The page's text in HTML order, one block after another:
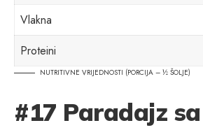
Vlakna
Proteini
NUTRITIVNE VRIJEDNOSTI (PORCIJA – ½ ŠOLJE)
#17 Paradajz